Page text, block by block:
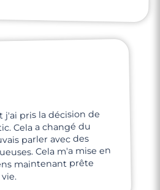
j'ai pris la décision de
Cela a changé du
parler avec des
Cela m'a mise en
maintenant prête